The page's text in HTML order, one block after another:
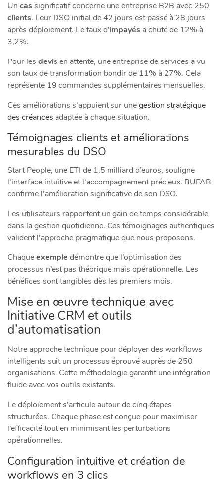
Un cassignificatif concerne une entreprise B2B avec 250
clients. Leur DSO initial de 42 jours est passé à 28 jours
après déploiement. Le taux d’impayés a chuté de 12% à
3,2%.
Pour les devisen attente, une entreprise de services a vu
son taux de transformation bondir de 11% à 27%. Cela
représente 19 commandes supplémentaires mensuelles.
Ces améliorations s’appuient sur unegestion stratégique
des créances adaptée à chaque situation.
Témoignages clients et améliorations
mesurables du DSO
Start People, une ETI de 1,5 milliard d’euros, souligne
l’interface intuitive et l’accompagnement précieux. BUFAB
confirme l’amélioration significative de son DSO.
Les utilisateurs rapportent un gain de temps considérable
dans la gestion quotidienne. Ces témoignages authentiques
valident l’approche pragmatique que nous proposons.
Chaqueexemple démontre que l’optimisation des
processus n’est pas théorique mais opérationnelle. Les
bénéfices sont tangibles dès les premiers mois.
Mise en œuvre technique avec
Initiative CRM et outils
d’automatisation
Notre approche technique pour déployer des workflows
intelligents suit un processus éprouvé auprès de 250
organisations. Cette méthodologie garantit une intégration
fluide avec vos outils existants.
Le déploiement s’articule autour de cinq étapes
structurées. Chaque phase est conçue pour maximiser
l’efficacité tout en minimisant les perturbations
opérationnelles.
Configuration intuitive et création de
workflows en 3 clics